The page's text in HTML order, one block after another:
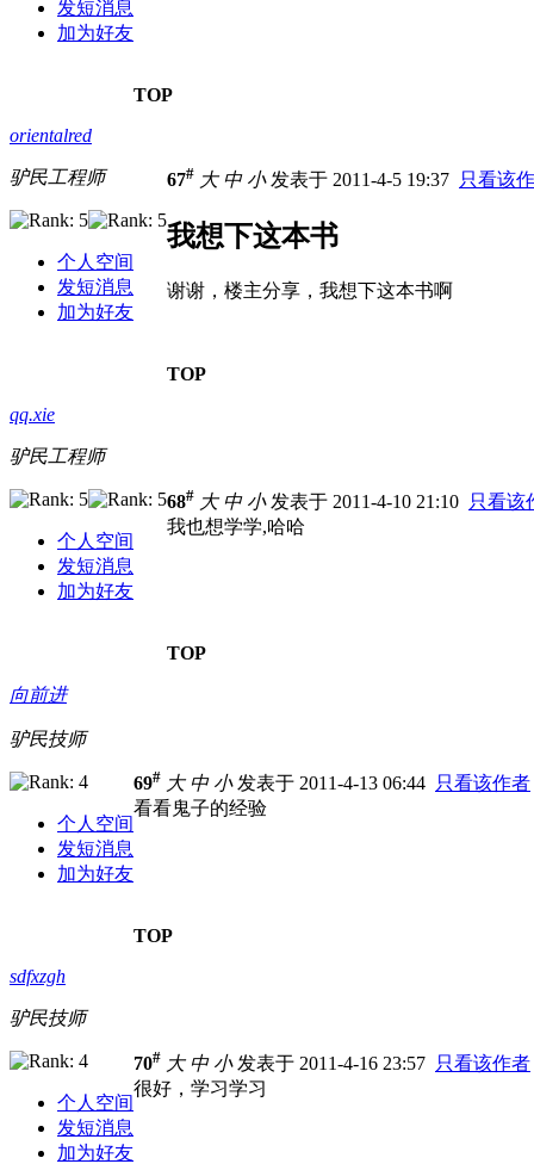
发短消息
加为好友
TOP
orientalred
驴民工程师
个人空间
发短消息
加为好友
67# 大 中 小发表于 2011-4-5 19:37 只看该
我想下这本书
谢谢，楼主分享，我想下这本书啊
TOP
qq.xie
驴民工程师
个人空间
发短消息
加为好友
68# 大 中 小发表于 2011-4-10 21:10 只看该
我也想学学,哈哈
TOP
向前进
驴民技师
个人空间
发短消息
加为好友
69# 大 中 小发表于 2011-4-13 06:44 只看该作者
看看鬼子的经验
TOP
sdfxzgh
驴民技师
个人空间
发短消息
加为好友
70# 大 中 小发表于 2011-4-16 23:57 只看该作者
很好，学习学习